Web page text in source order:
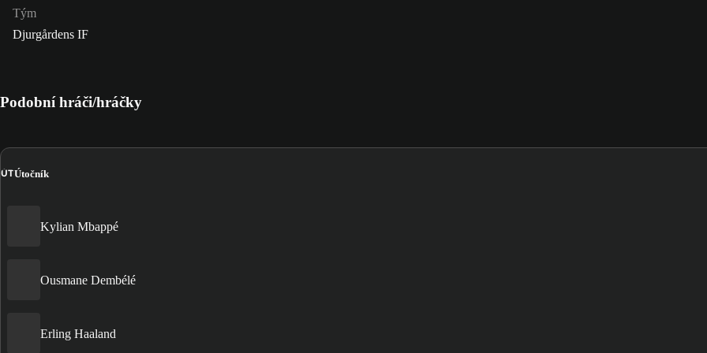
Tým
Djurgårdens IF
Podobní hráči/hráčky
ÚTÚtočník
Kylian Mbappé
Ousmane Dembélé
Erling Haaland